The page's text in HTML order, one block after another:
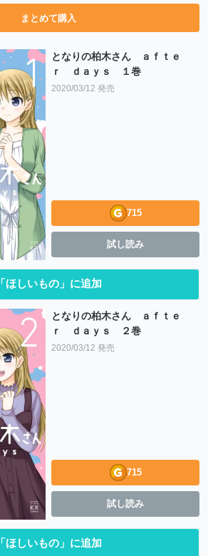
まとめて購入
となりの柏木さん ａｆｔｅ
ｒ ｄａｙｓ １巻
2020/03/12 発売
715
試し読み
「ほしいもの」に追加
となりの柏木さん ａｆｔｅ
ｒ ｄａｙｓ ２巻
2020/03/12 発売
715
試し読み
「ほしいもの」に追加